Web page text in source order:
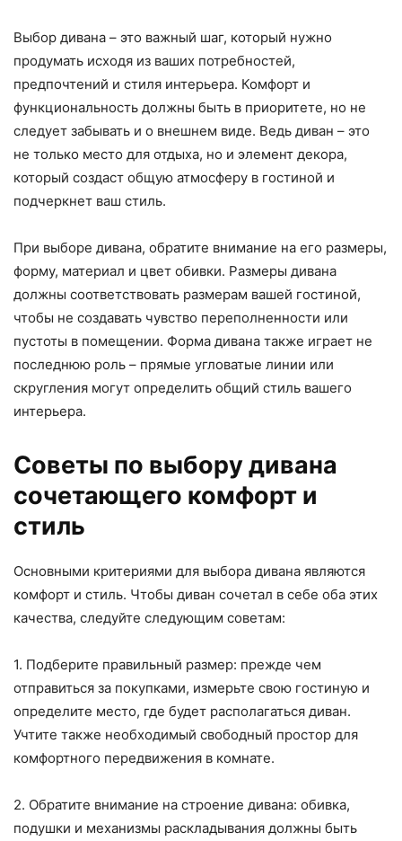
Выбор дивана – это важный шаг, который нужно
продумать исходя из ваших потребностей,
предпочтений и стиля интерьера. Комфорт и
функциональность должны быть в приоритете, но не
следует забывать и о внешнем виде. Ведь диван – это
не только место для отдыха, но и элемент декора,
который создаст общую атмосферу в гостиной и
подчеркнет ваш стиль.
При выборе дивана, обратите внимание на его размеры,
форму, материал и цвет обивки. Размеры дивана
должны соответствовать размерам вашей гостиной,
чтобы не создавать чувство переполненности или
пустоты в помещении. Форма дивана также играет не
последнюю роль – прямые угловатые линии или
скругления могут определить общий стиль вашего
интерьера.
Советы по выбору дивана
сочетающего комфорт и
стиль
Основными критериями для выбора дивана являются
комфорт и стиль. Чтобы диван сочетал в себе оба этих
качества, следуйте следующим советам:
1. Подберите правильный размер: прежде чем
отправиться за покупками, измерьте свою гостиную и
определите место, где будет располагаться диван.
Учтите также необходимый свободный простор для
комфортного передвижения в комнате.
2. Обратите внимание на строение дивана: обивка,
подушки и механизмы раскладывания должны быть